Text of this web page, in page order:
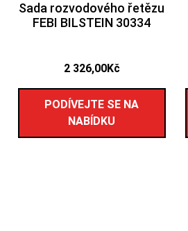
Sada rozvodového řetězu
FEBI BILSTEIN 30334
2 326,00Kč
PODÍVEJTE SE NA
NABÍDKU